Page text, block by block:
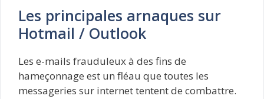
Les principales arnaques sur
Hotmail / Outlook
Les e-mails frauduleux à des fins de
hameçonnage est un fléau que toutes les
messageries sur internet tentent de combattre.